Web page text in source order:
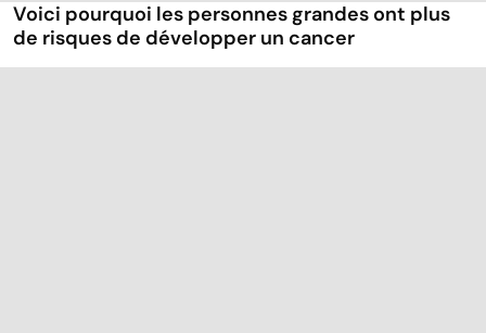
Voici pourquoi les personnes grandes ont plus
de risques de développer un cancer